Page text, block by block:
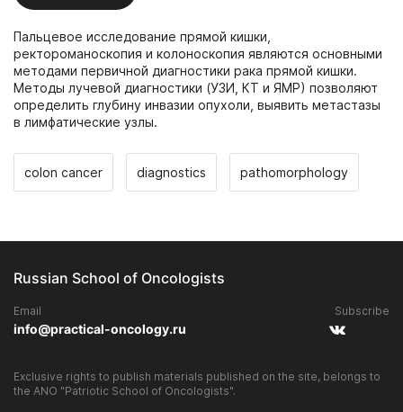
Пальцевое исследование прямой кишки,
ректороманоскопия и колоноскопия являются основными
методами первичной диагностики рака прямой кишки.
Методы лучевой диагностики (УЗИ, КТ и ЯМР) позволяют
определить глубину инвазии опухоли, выявить метастазы
в лимфатические узлы.
colon cancer diagnostics pathomorphology
Russian School of Oncologists
Email
info@practical-oncology.ru
Subscribe
Exclusive rights to publish materials published on the site, belongs to
the ANO "Patriotic School of Oncologists".